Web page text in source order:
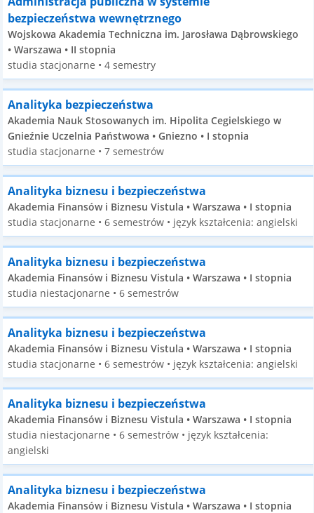
bezpieczeństwa wewnętrznego
Wojskowa Akademia Techniczna im. Jarosława Dąbrowskiego
• Warszawa • II stopnia
studia stacjonarne • 4 semestry
Analityka bezpieczeństwa
Akademia Nauk Stosowanych im. Hipolita Cegielskiego w
Gnieźnie Uczelnia Państwowa • Gniezno • I stopnia
studia stacjonarne • 7 semestrów
Analityka biznesu i bezpieczeństwa
Akademia Finansów i Biznesu Vistula • Warszawa • I stopnia
studia stacjonarne • 6 semestrów • język kształcenia: angielski
Analityka biznesu i bezpieczeństwa
Akademia Finansów i Biznesu Vistula • Warszawa • I stopnia
studia niestacjonarne • 6 semestrów
Analityka biznesu i bezpieczeństwa
Akademia Finansów i Biznesu Vistula • Warszawa • I stopnia
studia stacjonarne • 6 semestrów • język kształcenia: angielski
Analityka biznesu i bezpieczeństwa
Akademia Finansów i Biznesu Vistula • Warszawa • I stopnia
studia niestacjonarne • 6 semestrów • język kształcenia:
angielski
Analityka biznesu i bezpieczeństwa
Akademia Finansów i Biznesu Vistula • Warszawa • I stopnia